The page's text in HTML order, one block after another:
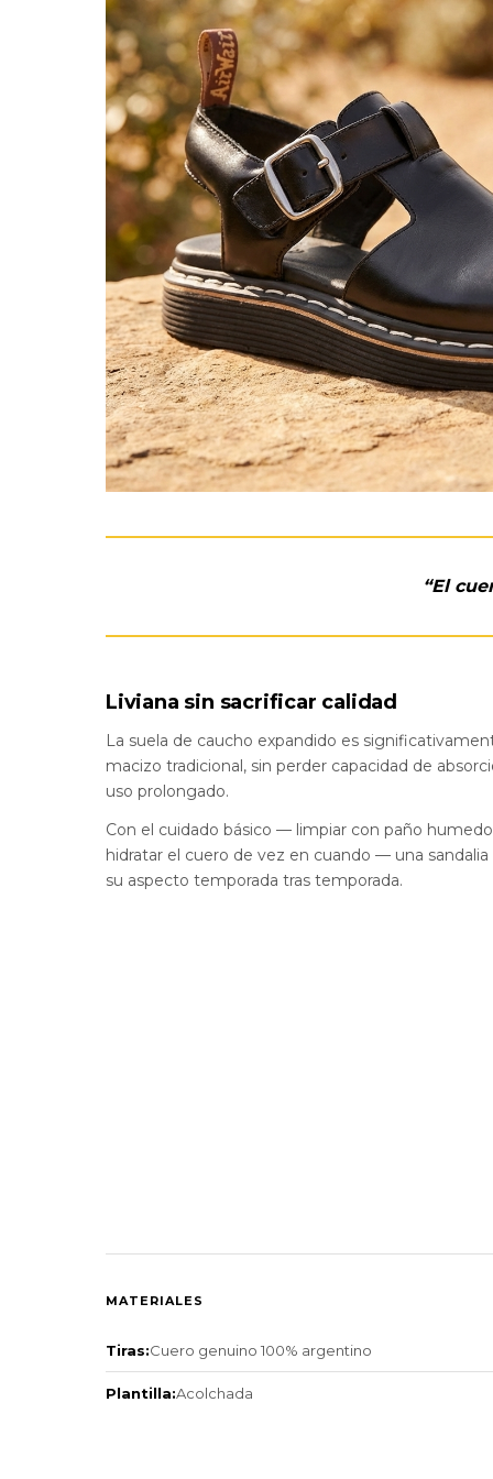
“El
Liviana sin sacrificar calidad
La suela de caucho expandido es
macizo tradicional, sin perder capacidad de
uso prolongado.
Con el cuidado básico — limpiar con paño
hidratar el cuero de vez en cuando — una
su aspecto temporada tras temporada.
MATERIALES
Tiras:Cuero genuino 100% argentino
Plantilla:Acolchada